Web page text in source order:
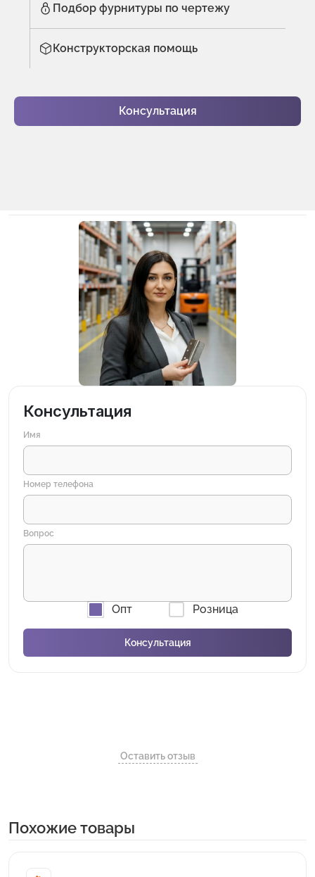
Подбор фурнитуры по чертежу
Конструкторская помощь
Консультация
Консультация
Имя
Номер телефона
Вопрос
Опт Розница
Оставить отзыв
Похожие товары